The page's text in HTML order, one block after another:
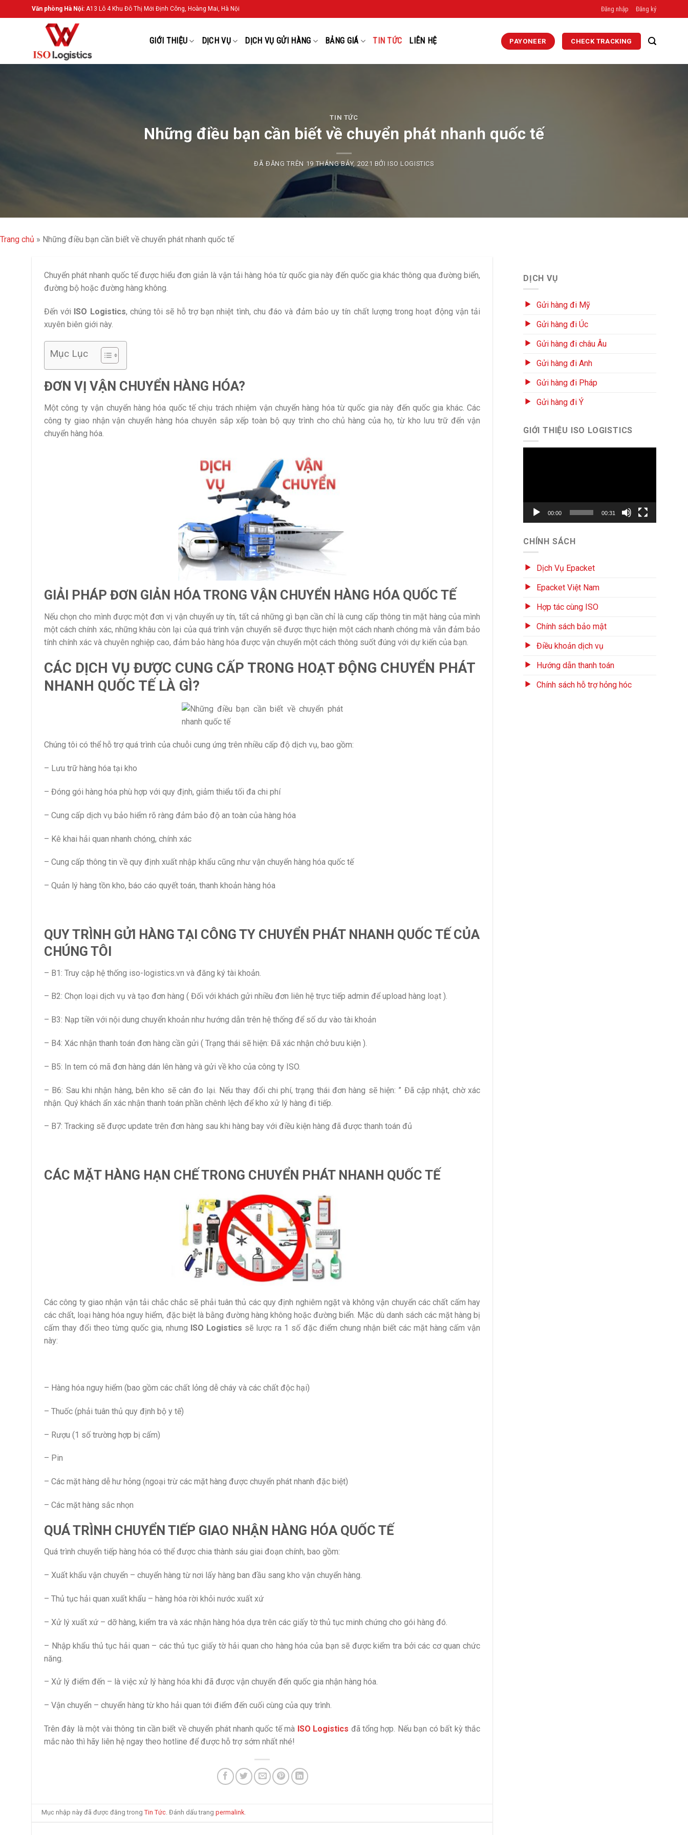
đến
Văn phòng Hà Nội: A13 Lô 4 Khu Đô Thị Mới Định Công, Hoàng Mai, Hà Nội Đăng nhập Đăng ký
GIỚI THIỆU DỊCH VỤ DỊCH VỤ GỬI HÀNG BẢNG GIÁ TIN TỨC LIÊN HỆ PAYONEER CHECK TRACKING
TIN TỨC
Những điều bạn cần biết về chuyển phát nhanh quốc tế
ĐÃ ĐĂNG TRÊN 19 THÁNG BẢY, 2021 BỞIISO LOGISTICS
Trang chủ » Những điều bạn cần biết về chuyển phát nhanh quốc tế
Chuyển phát nhanh quốc tế được hiểu đơn giản là vận tải hàng hóa từ quốc gia này đến quốc gia khác thông qua đường biển,
đường bộ hoặc đường hàng không.
Đến với ISO Logistics, chúng tôi sẽ hỗ trợ bạn nhiệt tình, chu đáo và đảm bảo uy tín chất lượng trong hoạt động vận tải
xuyên biên giới này.
Mục Lục
ĐƠN VỊ VẬN CHUYỂN HÀNG HÓA?
Một công ty vận chuyển hàng hóa quốc tế chịu trách nhiệm vận chuyển hàng hóa từ quốc gia này đến quốc gia khác. Các
công ty giao nhận vận chuyển hàng hóa chuyên sắp xếp toàn bộ quy trình cho chủ hàng của họ, từ kho lưu trữ đến vận
chuyển hàng hóa.
GIẢI PHÁP ĐƠN GIẢN HÓA TRONG VẬN CHUYỂN HÀNG HÓA QUỐC TẾ
Nếu chọn cho mình được một đơn vị vận chuyển uy tín, tất cả những gì bạn cần chỉ là cung cấp thông tin mặt hàng của mình
một cách chính xác, những khâu còn lại của quá trình vận chuyển sẽ được thực hiện một cách nhanh chóng mà vẫn đảm bảo
tính chính xác và chuyên nghiệp cao, đảm bảo hàng hóa được vận chuyển một cách thông suốt đúng với dự kiến của bạn.
CÁC DỊCH VỤ ĐƯỢC CUNG CẤP TRONG HOẠT ĐỘNG CHUYỂN PHÁT
NHANH QUỐC TẾ LÀ GÌ?
Chúng tôi có thể hỗ trợ quá trình của chuỗi cung ứng trên nhiều cấp độ dịch vụ, bao gồm:
– Lưu trữ hàng hóa tại kho
– Đóng gói hàng hóa phù hợp với quy định, giảm thiểu tối đa chi phí
– Cung cấp dịch vụ bảo hiểm rõ ràng đảm bảo độ an toàn của hàng hóa
– Kê khai hải quan nhanh chóng, chính xác
– Cung cấp thông tin về quy định xuất nhập khẩu cũng như vận chuyển hàng hóa quốc tế
– Quản lý hàng tồn kho, báo cáo quyết toán, thanh khoản hàng hóa
QUY TRÌNH GỬI HÀNG TẠI CÔNG TY CHUYỂN PHÁT NHANH QUỐC TẾ CỦA
CHÚNG TÔI
– B1: Truy cập hệ thống iso-logistics.vn và đăng ký tài khoản.
– B2: Chọn loại dịch vụ và tạo đơn hàng ( Đối với khách gửi nhiều đơn liên hệ trực tiếp admin để upload hàng loạt ).
– B3: Nạp tiền với nội dung chuyển khoản như hướng dẫn trên hệ thống để số dư vào tài khoản
– B4: Xác nhận thanh toán đơn hàng cần gửi ( Trạng thái sẽ hiện: Đã xác nhận chở bưu kiện ).
– B5: In tem có mã đơn hàng dán lên hàng và gửi về kho của công ty ISO.
– B6: Sau khi nhận hàng, bên kho sẽ cân đo lại. Nếu thay đổi chi phí, trạng thái đơn hàng sẽ hiện: ” Đã cập nhật, chờ xác
nhận. Quý khách ẩn xác nhận thanh toán phần chênh lệch để kho xử lý hàng đi tiếp.
– B7: Tracking sẽ được update trên đơn hàng sau khi hàng bay với điều kiện hàng đã được thanh toán đủ
CÁC MẶT HÀNG HẠN CHẾ TRONG CHUYỂN PHÁT NHANH QUỐC TẾ
Các công ty giao nhận vận tải chắc chắc sẽ phải tuân thủ các quy định nghiêm ngặt và không vận chuyển các chất cấm hay
các chất, loại hàng hóa nguy hiểm, đặc biệt là bằng đường hàng không hoặc đường biển. Mặc dù danh sách các mặt hàng bị
cấm thay đổi theo từng quốc gia, nhưng ISO Logistics sẽ lược ra 1 số đặc điểm chung nhận biết các mặt hàng cấm vận
này:
– Hàng hóa nguy hiểm (bao gồm các chất lỏng dễ cháy và các chất độc hại)
– Thuốc (phải tuân thủ quy định bộ y tế)
– Rượu (1 số trường hợp bị cấm)
– Pin
– Các mặt hàng dễ hư hỏng (ngoại trừ các mặt hàng được chuyển phát nhanh đặc biệt)
– Các mặt hàng sắc nhọn
QUÁ TRÌNH CHUYỂN TIẾP GIAO NHẬN HÀNG HÓA QUỐC TẾ
Quá trình chuyển tiếp hàng hóa có thể được chia thành sáu giai đoạn chính, bao gồm:
– Xuất khẩu vận chuyển – chuyển hàng từ nơi lấy hàng ban đầu sang kho vận chuyển hàng.
– Thủ tục hải quan xuất khẩu – hàng hóa rời khỏi nước xuất xứ
– Xử lý xuất xứ – dỡ hàng, kiểm tra và xác nhận hàng hóa dựa trên các giấy tờ thủ tục minh chứng cho gói hàng đó.
– Nhập khẩu thủ tục hải quan – các thủ tục giấy tờ hải quan cho hàng hóa của bạn sẽ được kiểm tra bởi các cơ quan chức
năng.
– Xử lý điểm đến – là việc xử lý hàng hóa khi đã được vận chuyển đến quốc gia nhận hàng hóa.
– Vận chuyển – chuyển hàng từ kho hải quan tới điểm đến cuối cùng của quy trình.
Trên đây là một vài thông tin cần biết về chuyển phát nhanh quốc tế mà ISO Logistics đã tổng hợp. Nếu bạn có bất kỳ thắc
mắc nào thì hãy liên hệ ngay theo hotline để được hỗ trợ sớm nhất nhé!
Mục nhập này đã được đăng trongTin Tức. Đánh dấu trangpermalink.
DỊCH VỤ
Gửi hàng đi Mỹ
Gửi hàng đi Úc
Gửi hàng đi châu Âu
Gửi hàng đi Anh
Gửi hàng đi Pháp
Gửi hàng đi Ý
GIỚI THIỆU ISO LOGISTICS
00:00 00:31
CHÍNH SÁCH
Dịch Vụ Epacket
Epacket Việt Nam
Hợp tác cùng ISO
Chính sách bảo mật
Điều khoản dịch vụ
Hướng dẫn thanh toán
Chính sách hỗ trợ hỏng hóc